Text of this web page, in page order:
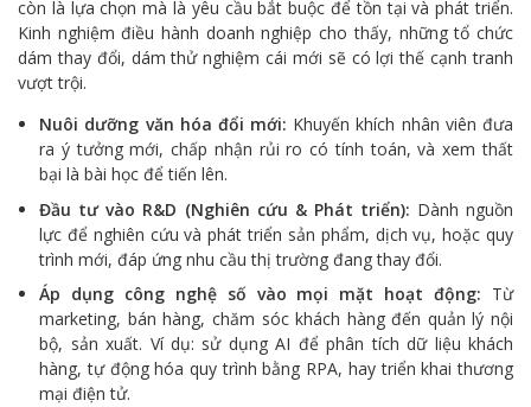
còn là lựa chọn mà là yêu cầu bắt buộc để tồn tại và phát triển.
Kinh nghiệm điều hành doanh nghiệp cho thấy, những tổ chức
dám thay đổi, dám thử nghiệm cái mới sẽ có lợi thế cạnh tranh
vượt trội.
Nuôi dưỡng văn hóa đổi mới: Khuyến khích nhân viên đưa
ra ý tưởng mới, chấp nhận rủi ro có tính toán, và xem thất
bại là bài học để tiến lên.
Đầu tư vào R&D (Nghiên cứu & Phát triển): Dành nguồn
lực để nghiên cứu và phát triển sản phẩm, dịch vụ, hoặc quy
trình mới, đáp ứng nhu cầu thị trường đang thay đổi.
Áp dụng công nghệ số vào mọi mặt hoạt động: Từ
marketing, bán hàng, chăm sóc khách hàng đến quản lý nội
bộ, sản xuất. Ví dụ: sử dụng AI để phân tích dữ liệu khách
hàng, tự động hóa quy trình bằng RPA, hay triển khai thương
mại điện tử.